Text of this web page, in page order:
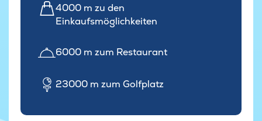
4000 m zu den
Einkaufsmöglichkeiten
6000 m zum Restaurant
23000 m zum Golfplatz